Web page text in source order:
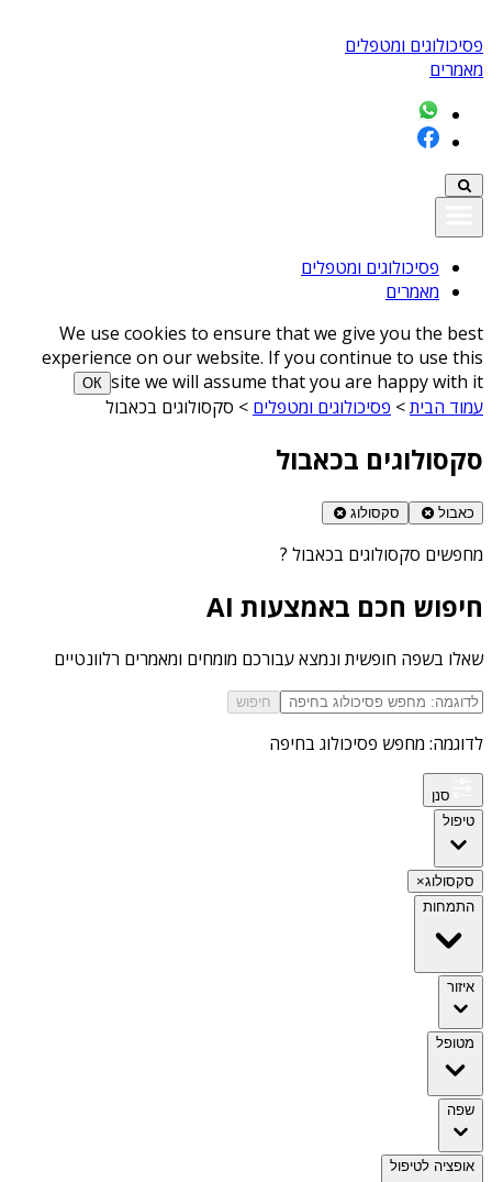
פסיכולוגים ומטפלים
מאמרים
פסיכולוגים ומטפלים
מאמרים
We use cookies to ensure that we give you the best
experience on our website. If you continue to use this
site we will assume that you are happy with it
ОК
עמוד הבית> פסיכולוגים ומטפלים > סקסולוגים בכאבול
סקסולוגים בכאבול
כאבול סקסולוג
מחפשים סקסולוגים בכאבול ?
חיפוש חכם באמצעות AI
שאלו בשפה חופשית ונמצא עבורכם מומחים ומאמרים רלוונטיים
חיפוש
לדוגמה: מחפש פסיכולוג בחיפה
סנן
טיפול
סקסולוג×
התמחות
איזור
מטופל
שפה
אופציה לטיפול